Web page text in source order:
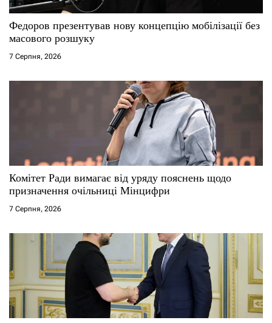
с
і
в
Федоров презентував нову концепцію мобілізації без
масового розшуку
7 Серпня, 2026
Комітет Ради вимагає від уряду пояснень щодо
призначення очільниці Мінцифри
7 Серпня, 2026